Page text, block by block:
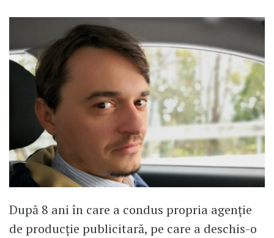
După 8 ani în care a condus propria agenție
de producție publicitară, pe care a deschis-o